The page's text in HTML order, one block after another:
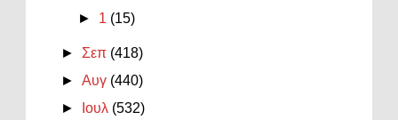
► 1 (15)
► Σεπ (418)
►Αυγ (440)
►
Ιουλ (532)